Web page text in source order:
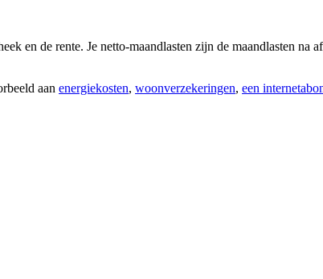
en de rente. Je netto-maandlasten zijn de maandlasten na
aan energiekosten, woonverzekeringen, een